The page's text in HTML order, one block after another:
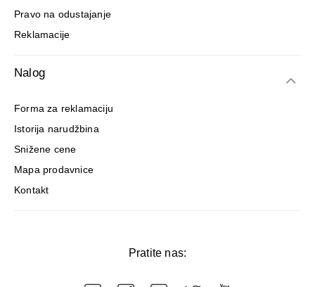
Pravo na odustajanje
Reklamacije
Nalog
Forma za reklamaciju
Istorija narudžbina
Snižene cene
Mapa prodavnice
Kontakt
Pratite nas: